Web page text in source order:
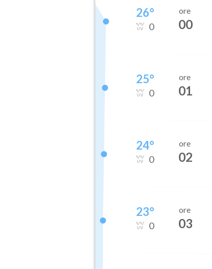
26°
0
ore
00
25°
0
ore
01
24°
0
ore
02
23°
0
ore
03